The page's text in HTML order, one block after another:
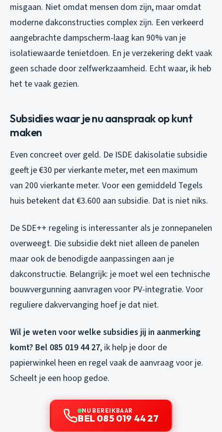
misgaan. Niet omdat mensen dom zijn, maar omdat
moderne dakconstructies complex zijn. Een verkeerd
aangebrachte dampscherm-laag kan 90% van je
isolatiewaarde tenietdoen. En je verzekering dekt vaak
geen schade door zelfwerkzaamheid. Echt waar, ik heb
het te vaak gezien.
Subsidies waar je nu aanspraak op kunt
maken
Even concreet over geld. De ISDE dakisolatie subsidie
geeft je €30 per vierkante meter, met een maximum
van 200 vierkante meter. Voor een gemiddeld Tegels
huis betekent dat €3.600 aan subsidie. Dat is niet niks.
De SDE++ regeling is interessanter als je zonnepanelen
overweegt. Die subsidie dekt niet alleen de panelen
maar ook de benodigde aanpassingen aan je
dakconstructie. Belangrijk: je moet wel een technische
bouwvergunning aanvragen voor PV-integratie. Voor
reguliere dakvervanging hoef je dat niet.
Wil je weten voor welke subsidies jij in aanmerking
komt? Bel 085 019 44 27, ik help je door de
papierwinkel heen en regel vaak de aanvraag voor je.
Scheelt je een hoop gedoe.
NU BEREIKBAAR
BEL 085 019 44 27